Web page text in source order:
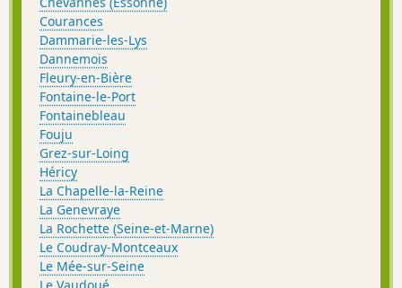
Courances
Dammarie-les-Lys
Dannemois
Fleury-en-Bière
Fontaine-le-Port
Fontainebleau
Fouju
Grez-sur-Loing
Héricy
La Chapelle-la-Reine
La Genevraye
La Rochette (Seine-et-Marne)
Le Coudray-Montceaux
Le Mée-sur-Seine